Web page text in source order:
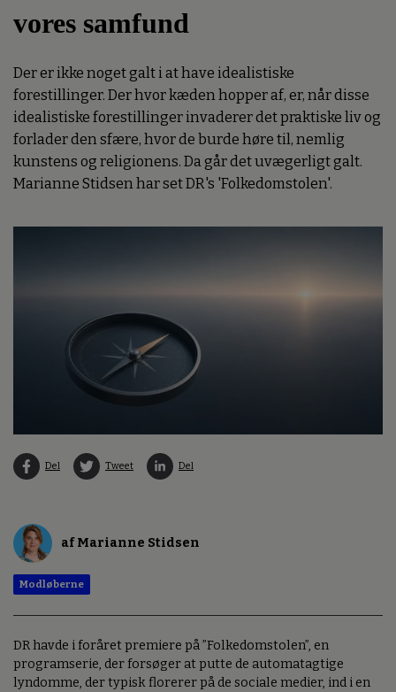
vores samfund
Der er ikke noget galt i at have idealistiske
forestillinger. Der hvor kæden hopper af, er, når disse
idealistiske forestillinger invaderer det praktiske liv og
forlader den sfære, hvor de burde høre til, nemlig
kunstens og religionens. Da går det uvægerligt galt.
Marianne Stidsen har set DR's 'Folkedomstolen'.
Del Tweet Del
af Marianne Stidsen
Modløberne
DR havde i foråret premiere på ”Folkedomstolen”, en
programserie, der forsøger at putte de automatagtige
lyndomme, der typisk florerer på de sociale medier, ind i en